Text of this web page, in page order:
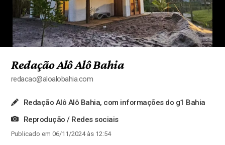
Redação Alô Alô Bahia
redacao@aloalobahia.com
Redação Alô Alô Bahia, com informações do g1 Bahia
Reprodução / Redes sociais
Publicado em 06/11/2024 às 12:54